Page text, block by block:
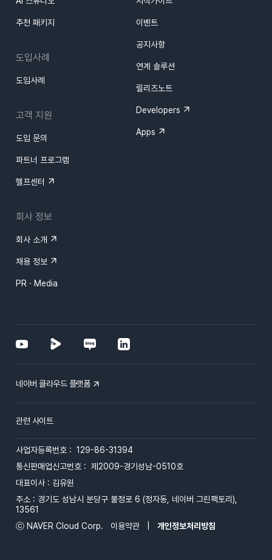
추천 패키지
도입사례
도입사례
고객 지원
도입 문의
파트너 프로그램
헬프센터
회사 정보
회사 소개
채용 정보
PR · Media
이벤트
공지사항
연계 솔루션
릴리즈노트
Developers
Apps
사업자등록번호 : 129-86-31394
통신판매업신고번호 : 제2009-경기성남-0510호
대표이사 : 김유원
주소 : 경기도 성남시 분당구 불정로 6 (정자동, 네이버 그린팩토리),
13561
ⓒ NAVER Cloud Corp. 이용약관 개인정보처리방침
네이버 클라우드 플랫폼
관련 사이트